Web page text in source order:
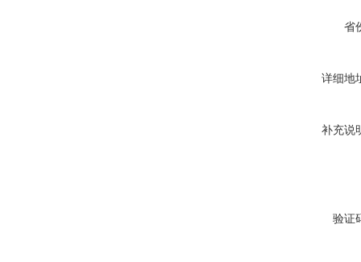
省
详细地
补充说
验证